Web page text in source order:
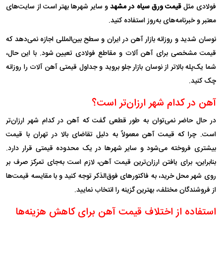
فولادی مثلقیمت ورق سیاه در مشهدو سایر شهرها بهتر است از سایت‌های
معتبر و خبرنامه‌های به‌روز استفاده کنید.
نوسان شدید و روزانه بازار آهن در ایران و سطح بین‌المللی اجازه نمی‌دهد که
قیمت مشخصی برای آهن آلات و مقاطع فولادی تعیین شود. با این حال،
شما یک‌پله بالاتر از نوسان بازار جلو بروید و جداول قیمتی آهن آلات را روزانه
چک کنید.
آهن در کدام شهر ارزان‌تر است؟
در حال حاضر نمی‌توان به طور قطعی گفت که آهن در کدام شهر ارزان‌تر
است. چرا که قیمت آهن معمولاً به دلیل تقاضای بالا در تهران با قیمت
بیشتری فروخته می‌شود و سایر شهرها در یک محدوده قیمتی قرار دارد.
بنابراین، برای یافتن ارزان‌ترین قیمت آهن، لازم است به‌جای تمرکز صرف بر
روی شهر محل خرید، به فاکتورهای فوق‌الذکر توجه کنید و با مقایسه قیمت‌ها
از فروشندگان مختلف، بهترین گزینه را انتخاب نمایید.
استفاده از اختلاف قیمت آهن برای کاهش هزینه‌ها